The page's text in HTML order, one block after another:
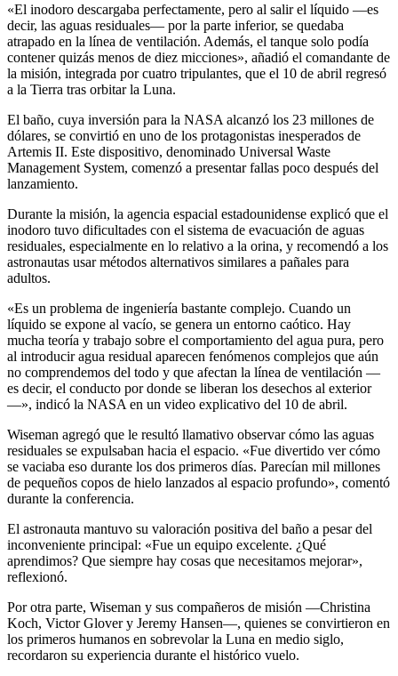
«El inodoro descargaba perfectamente, pero al salir el líquido —es
decir, las aguas residuales— por la parte inferior, se quedaba
atrapado en la línea de ventilación. Además, el tanque solo podía
contener quizás menos de diez micciones», añadió el comandante de
la misión, integrada por cuatro tripulantes, que el 10 de abril regresó
a la Tierra tras orbitar la Luna.
El baño, cuya inversión para la NASA alcanzó los 23 millones de
dólares, se convirtió en uno de los protagonistas inesperados de
Artemis II. Este dispositivo, denominado Universal Waste
Management System, comenzó a presentar fallas poco después del
lanzamiento.
Durante la misión, la agencia espacial estadounidense explicó que el
inodoro tuvo dificultades con el sistema de evacuación de aguas
residuales, especialmente en lo relativo a la orina, y recomendó a los
astronautas usar métodos alternativos similares a pañales para
adultos.
«Es un problema de ingeniería bastante complejo. Cuando un
líquido se expone al vacío, se genera un entorno caótico. Hay
mucha teoría y trabajo sobre el comportamiento del agua pura, pero
al introducir agua residual aparecen fenómenos complejos que aún
no comprendemos del todo y que afectan la línea de ventilación —
es decir, el conducto por donde se liberan los desechos al exterior
—», indicó la NASA en un video explicativo del 10 de abril.
Wiseman agregó que le resultó llamativo observar cómo las aguas
residuales se expulsaban hacia el espacio. «Fue divertido ver cómo
se vaciaba eso durante los dos primeros días. Parecían mil millones
de pequeños copos de hielo lanzados al espacio profundo», comentó
durante la conferencia.
El astronauta mantuvo su valoración positiva del baño a pesar del
inconveniente principal: «Fue un equipo excelente. ¿Qué
aprendimos? Que siempre hay cosas que necesitamos mejorar»,
reflexionó.
Por otra parte, Wiseman y sus compañeros de misión —Christina
Koch, Victor Glover y Jeremy Hansen—, quienes se convirtieron en
los primeros humanos en sobrevolar la Luna en medio siglo,
recordaron su experiencia durante el histórico vuelo.